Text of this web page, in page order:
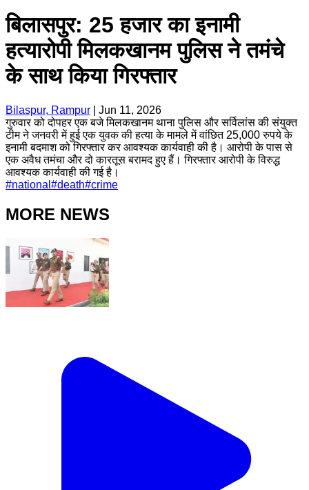
बिलासपुर: 25 हजार का इनामी
हत्यारोपी मिलकखानम पुलिस ने तमंचे
के साथ किया गिरफ्तार
Bilaspur, Rampur
Jun 11, 2026
गुरुवार को दोपहर एक बजे ​मिलकखानम थाना पुलिस और सर्विलांस की संयुक्त
टीम ने जनवरी में हुई एक युवक की हत्या के मामले में वांछित 25,000 रुपये के
इनामी बदमाश को गिरफ्तार कर आवश्यक कार्यवाही की है। आरोपी के पास से
एक अवैध तमंचा और दो कारतूस बरामद हुए हैं। गिरफ्तार आरोपी के विरुद्ध
आवश्यक कार्यवाही की गई है।
#national #death#crime
MORE NEWS